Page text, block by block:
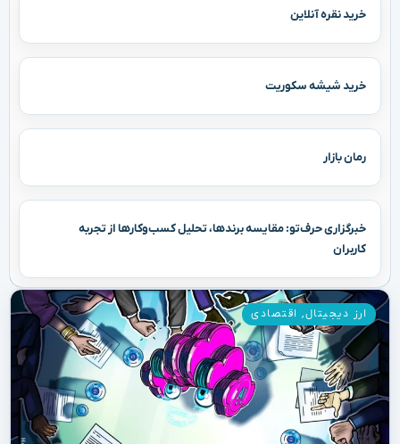
خرید نقره آنلاین
خرید شیشه سکوریت
رمان بازار
خبرگزاری حرف‌تو: مقایسه برندها، تحلیل کسب‌وکارها از تجربه
کاربران
ارز دیجیتال, اقتصادی